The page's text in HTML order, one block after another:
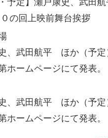
予定】瀬戸康史、武田
の回上映前舞台挨拶
、武田航平 ほか（予定
ホームページにて発表。
、武田航平 ほか（予定
ホームページにて発表。